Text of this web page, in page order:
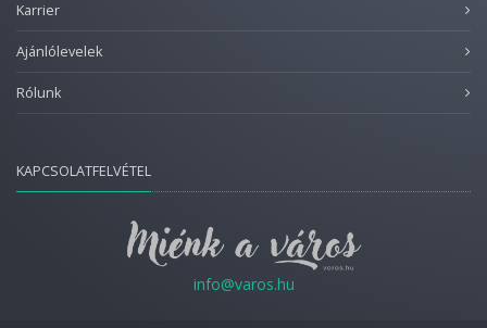
Karrier
Ajánlólevelek
Rólunk
KAPCSOLATFELVÉTEL
info@varos.hu